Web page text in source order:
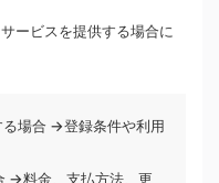
ービスを提供する場合に
る場合 →登録条件や利用
→料金、支払方法、更